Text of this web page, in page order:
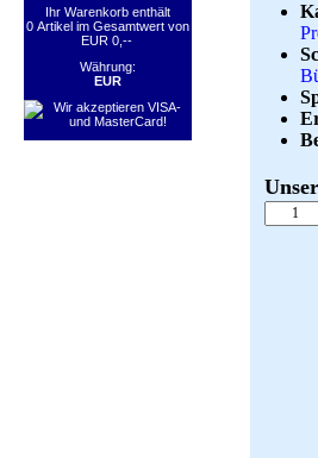
Ihr Warenkorb enthält
0 Artikel im Gesamtwert von
EUR 0,--
Währung:
EUR